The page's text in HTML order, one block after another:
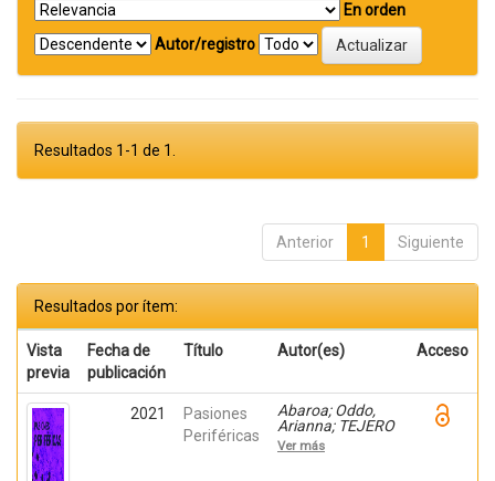
En orden
Autor/registro
Resultados 1-1 de 1.
Anterior 1 Siguiente
Resultados por ítem:
Vista
previa
Fecha de
publicación
Título Autor(es) Acceso
2021
Pasiones
Periféricas
Abaroa; Oddo,
Arianna; TEJERO
OLIVARES,
DANIEL PABLO;
Ver más